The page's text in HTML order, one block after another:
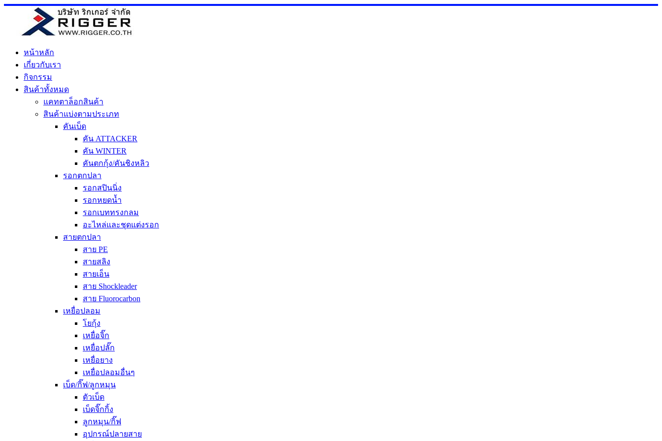
Skip
หน้าหลัก
เกี่ยวกับเรา
กิจกรรม
สินค้าทั้งหมด
แคทตาล็อกสินค้า
สินค้าแบ่งตามประเภท
คันเบ็ด
คัน ATTACKER
คัน WINTER
คันตกกุ้ง/คันชิงหลิว
รอกตกปลา
รอกสปินนิ่ง
รอกหยดน้ำ
รอกเบททรงกลม
อะไหล่และชุดแต่งรอก
สายตกปลา
สาย PE
สายสลิง
สายเอ็น
สาย Shockleader
สาย Fluorocarbon
เหยื่อปลอม
โยกุ้ง
เหยื่อจิ๊ก
เหยื่อปลั๊ก
เหยื่อยาง
เหยื่อปลอมอื่นๆ
เบ็ด/กิ๊ฟ/ลูกหมุน
ตัวเบ็ด
เบ็ดจิ๊กกิ้ง
ลูกหมุน/กิ๊ฟ
อุปกรณ์ปลายสาย